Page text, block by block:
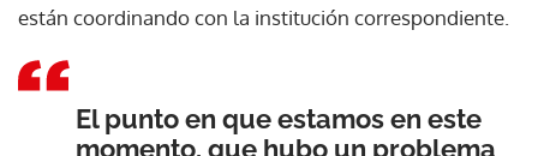
están coordinando con la institución correspondiente.
El punto en que estamos en este
momento, que hubo un problema